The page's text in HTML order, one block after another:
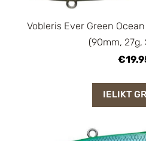
Vobleris Ever Green
(90mm, 27g,
IELIKT